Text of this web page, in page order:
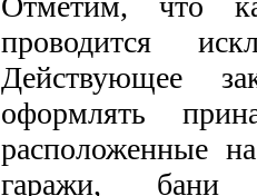
проводится
Действующее
оформлять
расположенные
гаражи, бани